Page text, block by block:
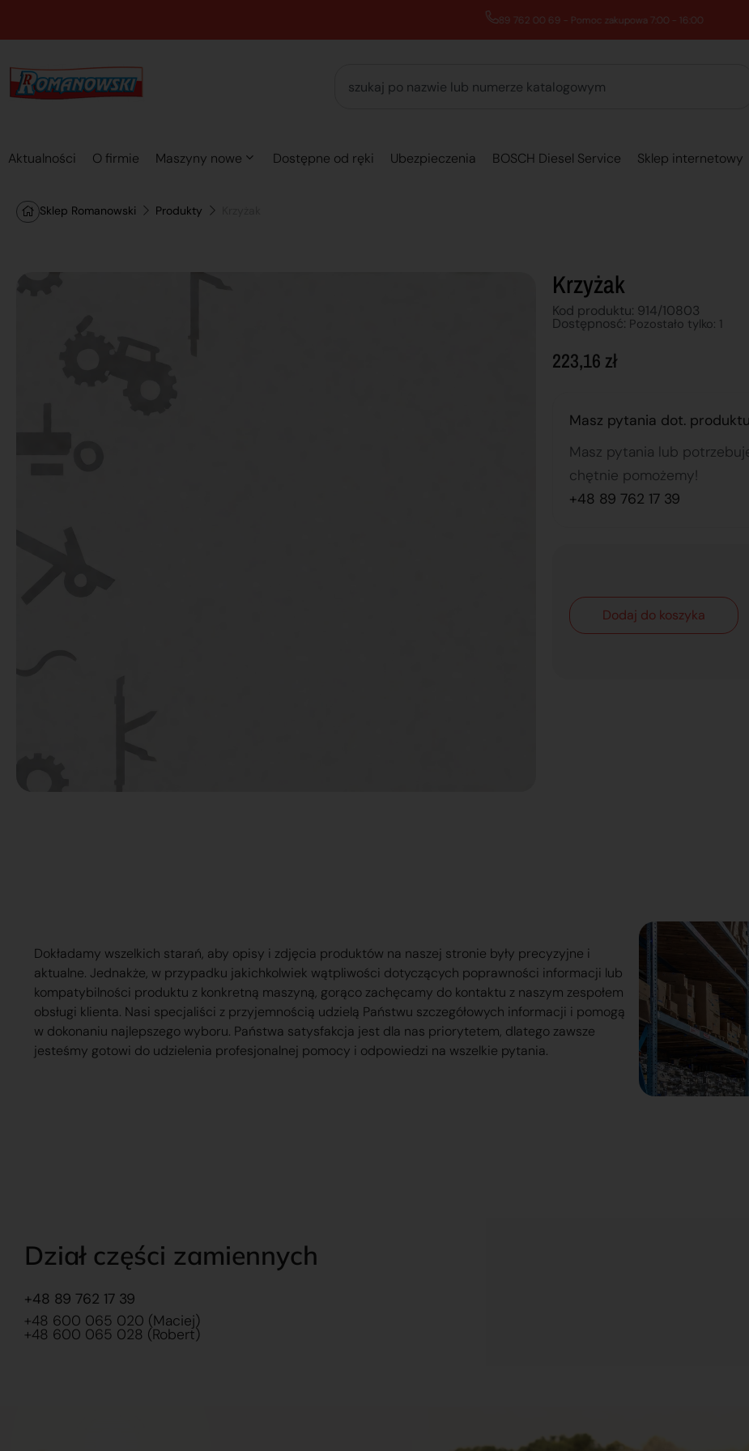
89 762 00 69 - Pomoc zakupowa 7:00 - 16:00
Aktualności O firmie Maszyny nowe Dostępne od ręki Ubezpieczenia BOSCH Diesel Service Sklep internetowy
Sklep Romanowski Produkty
Krzyżak
Kod produktu: 914/10803
Dostępnosć: Pozostało tylko: 1
223,16 zł
Masz pytania dot.
Masz pytania lub
chętnie pomożemy!
+48 89 762 17 39
Dodaj do koszyka
Dokładamy wszelkich starań, aby opisy i zdjęcia produktów na naszej stronie były precyzyjne i
aktualne. Jednakże, w przypadku jakichkolwiek wątpliwości dotyczących poprawności informacji lub
kompatybilności produktu z konkretną maszyną, gorąco zachęcamy do kontaktu z naszym zespołem
obsługi klienta. Nasi specjaliści z przyjemnością udzielą Państwu szczegółowych informacji i pomogą
w dokonaniu najlepszego wyboru. Państwa satysfakcja jest dla nas priorytetem, dlatego zawsze
jesteśmy gotowi do udzielenia profesjonalnej pomocy i odpowiedzi na wszelkie pytania.
Dział części zamiennych
+48 89 762 17 39
+48 600 065 020 (Maciej)
+48 600 065 028 (Robert)